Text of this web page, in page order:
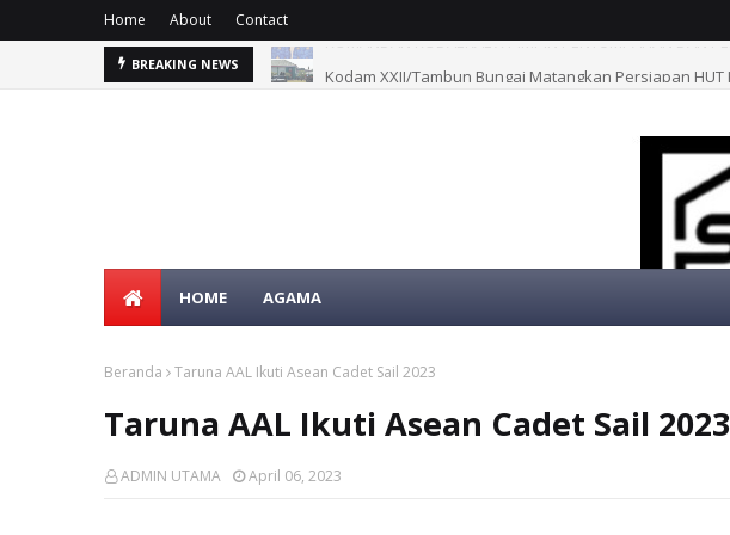
Home About Contact
BREAKING NEWS
HOME AGAMA
Beranda Taruna AAL Ikuti Asean Cadet Sail 2023
Taruna AAL Ikuti Asean Cadet Sail 2023
ADMIN UTAMA April 06, 2023